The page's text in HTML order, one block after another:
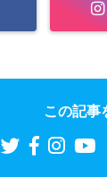
この記事